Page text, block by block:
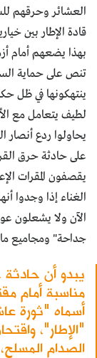
العشائر وحرقهم
قادة الإطار بين
بهذا يضعهم أمام
تنص على حماية
ينتهكونها في ظل
لطيف يتعامل مع
يحاولوا ردع أنصار
على حادثة حرق
يقصفون المقرات
الغناء إذا وجدوا
الآن ولا يشعلون
جداحة" ومجاميع ما
يبدو أن
مناسبة أمام
أسماه "ثورة
"الإطار"،
الصدام